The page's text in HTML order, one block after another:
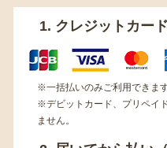
1. クレジットカー
※一括払いのみご利用できます
※デビットカード、プリペイ
ません。